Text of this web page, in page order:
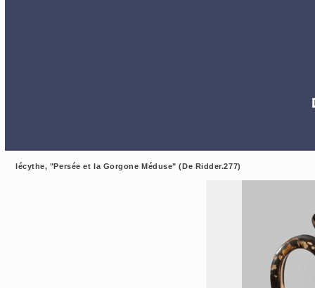
lécythe, "Persée et la Gorgone Méduse" (De Ridder.277)